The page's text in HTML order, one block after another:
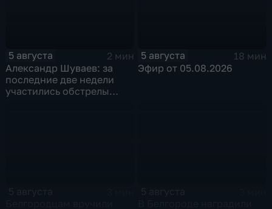
5 августа
2 мин
Александр Шуваев: за
последние две недели
участились обстрелы
5 августа
18 мин
Эфир от 05.08.2026